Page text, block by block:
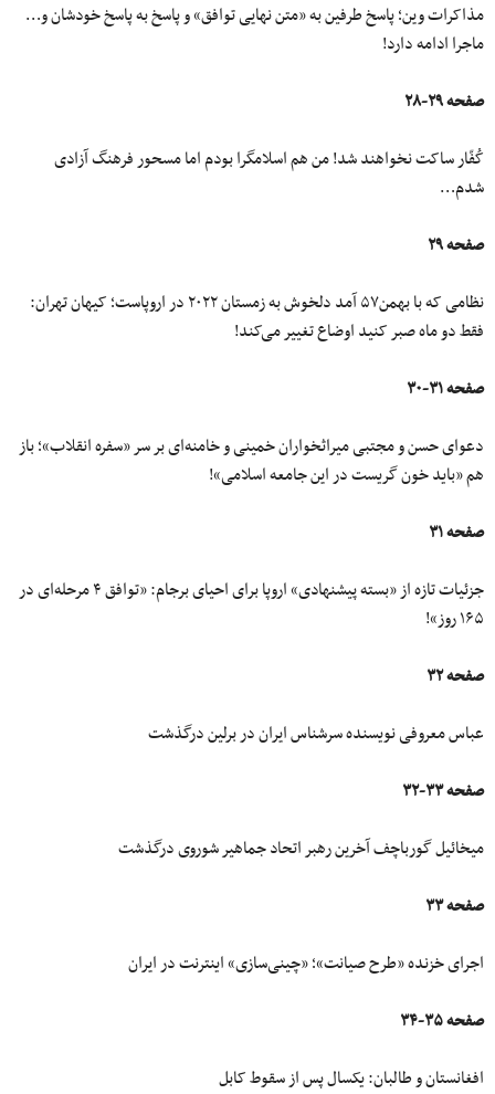
مذاکرات وین؛ پاسخ طرفین به «متن نهایی توافق» و پاسخ به پاسخ خودشان و…
ماجرا ادامه دارد!
صفحه ۲۹-۲۸
کُفّار ساکت نخواهند شد! من هم اسلامگرا بودم اما مسحور فرهنگ آزادی
شدم…
صفحه ۲۹
نظامی که با بهمن۵۷ آمد دلخوش به زمستان ۲۰۲۲ در اروپاست؛ کیهان تهران:
فقط دو ماه صبر کنید اوضاع تغییر می‌کند!
صفحه ۳۱-۳۰
دعوای حسن و مجتبی میراثخواران خمینی و خامنه‌ای بر سر «سفره انقلاب»؛ باز
هم «باید خون گریست در این جامعه اسلامی»!
صفحه ۳۱
جزئیات تازه از «بسته پیشنهادی» اروپا برای احیای برجام: «توافق ۴ مرحله‌ای در
۱۶۵ روز»!
صفحه ۳۲
عباس معروفی نویسنده سرشناس ایران در برلین درگذشت
صفحه ۳۳-۳۲
میخائیل گورباچف آخرین رهبر اتحاد جماهیر شوروی درگذشت
صفحه ۳۳
اجرای خزنده «طرح صیانت»؛ «چینی‌سازی» اینترنت در ایران
صفحه ۳۵-۳۴
افغانستان و طالبان: یکسال پس از سقوط کابل